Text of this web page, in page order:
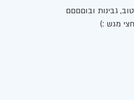
גבינות ובוםםםם
מגש :)